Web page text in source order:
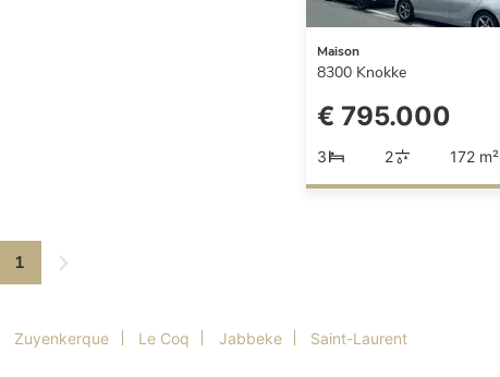
Maison
8300 Knokke
€ 795.000
3 2 172 m²
1
Zuyenkerque Le Coq Jabbeke Saint-Laurent